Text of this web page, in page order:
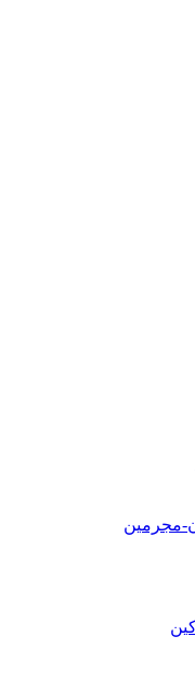
مجرمين